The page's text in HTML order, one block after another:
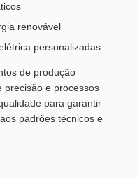
renovável
personalizadas
de produção
precisão e processos
para garantir
padrões técnicos e